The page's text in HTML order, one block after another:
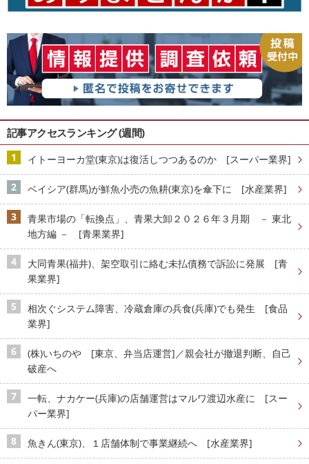
記事アクセスランキング (週間)
イトーヨーカ堂(東京)は復活しつつあるのか [スーパー業界]
ベイシア(群馬)が鮮魚小売の魚耕(東京)を傘下に [水産業界]
青果市場の「転換点」、青果大卸２０２６年３月期 － 東北
地方編 － [青果業界]
大同青果(福井)、架空取引に絡む未払債務で訴訟に発展 [青
果業界]
相次ぐシステム障害、冷蔵倉庫の兵食(兵庫)でも発生 [食品
業界]
(株)いちのや [東京、弁当店運営]／親会社が撤退判断、自己
破産へ
一転、ナカケー(兵庫)の店舗運営はマルワ渡辺水産に [スー
パー業界]
魚きん(東京)、１店舗体制で事業継続へ [水産業界]